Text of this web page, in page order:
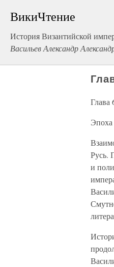
ВикиЧтение
История Византийской
Васильев Александр
Глава
Русь.
и